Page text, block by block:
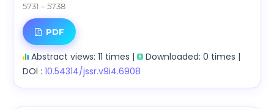
5731 – 5738
PDF
Abstract views: 11 times |
Downloaded: 0 times |
DOI : 10.54314/jssr.v9i4.6908